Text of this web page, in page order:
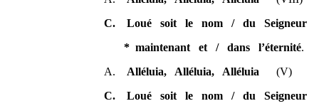
C. Loué soit le nom / du Seigneur
* maintenant et / dans l’éternité.
A. Alléluia, Alléluia, Alléluia (V)
C. Loué soit le nom / du Seigneur